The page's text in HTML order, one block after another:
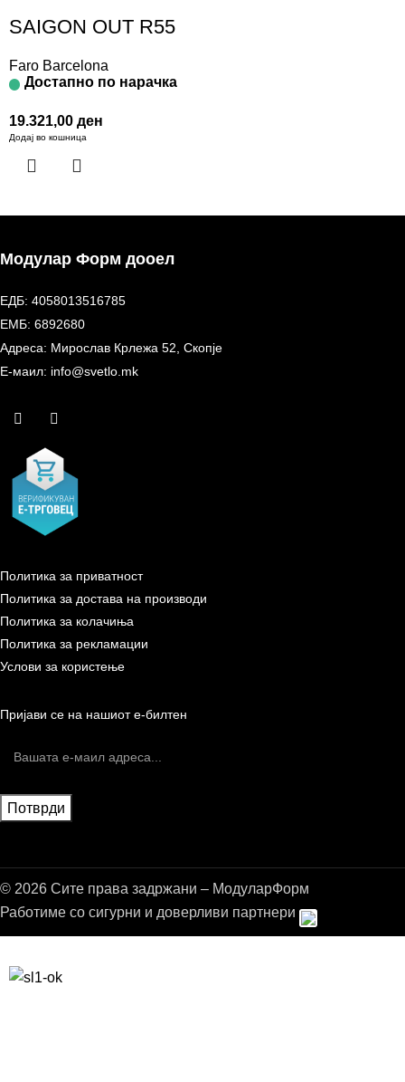
SAIGON OUT R55
Faro Barcelona
Достапно по нарачка
19.321,00 ден
Додај во кошница
Модулар Форм дооел
ЕДБ: 4058013516785
ЕМБ: 6892680
Адреса: Мирослав Крлежа 52, Скопје
Е-маил: info@svetlo.mk
Политика за приватност
Политика за достава на производи
Политика за колачиња
Политика за рекламации
Услови за користење
Пријави се на нашиот е-билтен
© 2026 Сите права задржани – МодуларФорм
Работиме со сигурни и доверливи партнери